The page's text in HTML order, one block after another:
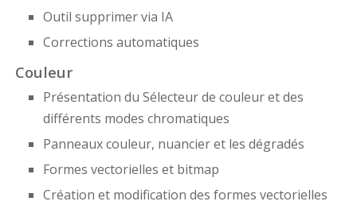
Outil supprimer via IA
Corrections automatiques
Couleur
Présentation du Sélecteur de couleur et des
différents modes chromatiques
Panneaux couleur, nuancier et les dégradés
Formes vectorielles et bitmap
Création et modification des formes vectorielles